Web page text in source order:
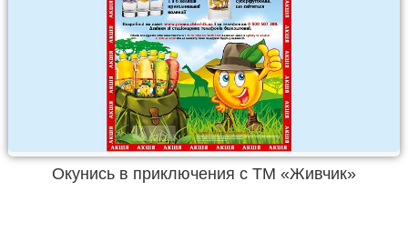
Окунись в приключения с ТМ «Живчик»